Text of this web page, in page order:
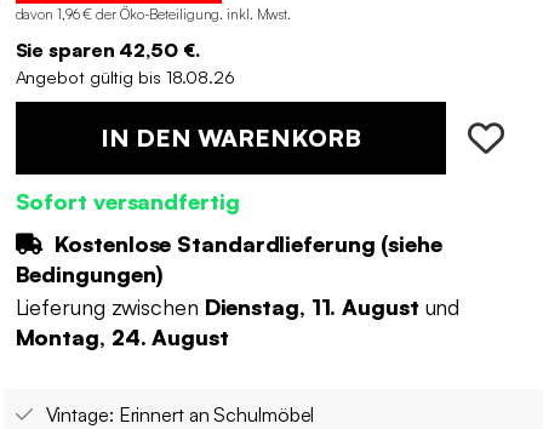
davon 1,96 € der Öko-Beteiligung. inkl. Mwst.
Sie sparen 42,50 €.
Angebot gültig bis 18.08.26
IN DEN WARENKORB
Sofort versandfertig
Kostenlose Standardlieferung (siehe
Bedingungen)
Lieferung zwischen Dienstag, 11. August und
Montag, 24. August
Vintage: Erinnert an Schulmöbel